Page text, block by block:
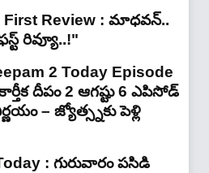
First Review : మాధవన్..
రివ్యూ..!"
2 Today Episode
దీపం 2 ఆగష్టు 6 ఎపిసోడ్
– జ్యోత్స్నకు పెళ్లి
: గురువారం పసిడి